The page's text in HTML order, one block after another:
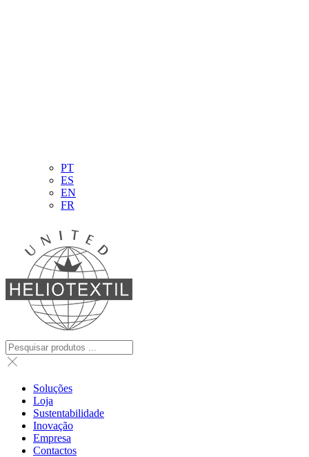
PT
ES
EN
FR
Soluções
Loja
Sustentabilidade
Inovação
Empresa
Contactos